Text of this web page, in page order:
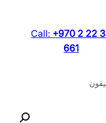
Call: +970 2 22
661